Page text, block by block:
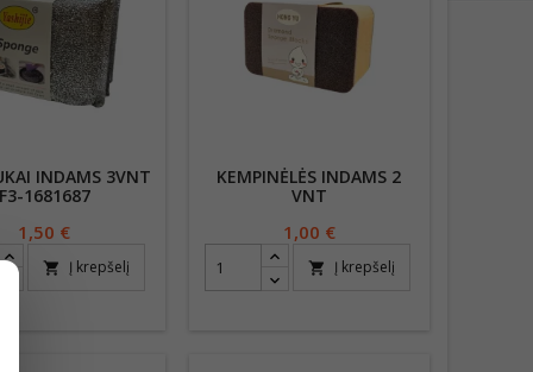
INDAMS 3VNT
F3-1681687
Kaina
1,50 €
shopping_cart Į krepšelį
KEMPINĖLĖS INDAMS 2
VNT
Kaina
1,00 €
shopping_cart Į krepšelį